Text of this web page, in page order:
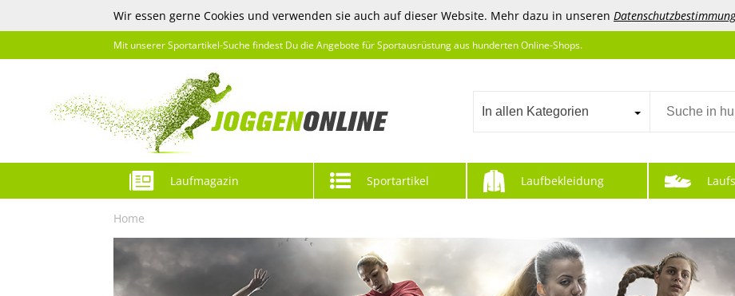
Wir essen gerne Cookies und verwenden sie auch auf dieser Website. Mehr dazu in unseren
Mit unserer Sportartikel-Suche findest Du die Angebote für Sportausrüstung aus hunderten Online-Shops.
In allen Kategorien
Laufmagazin Sportartikel Laufbekleidung
Home